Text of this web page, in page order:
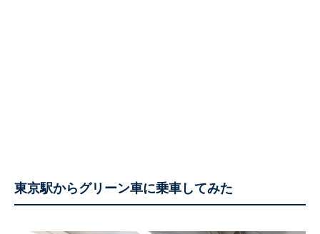
東京駅からグリーン車に乗車してみた